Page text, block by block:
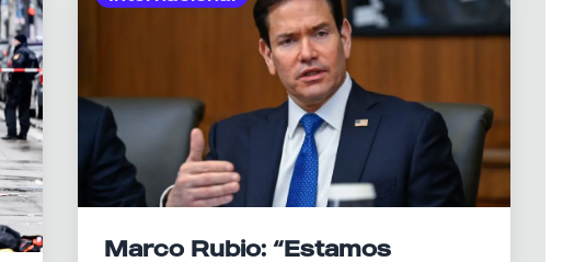
Marco Rubio: “Estamos